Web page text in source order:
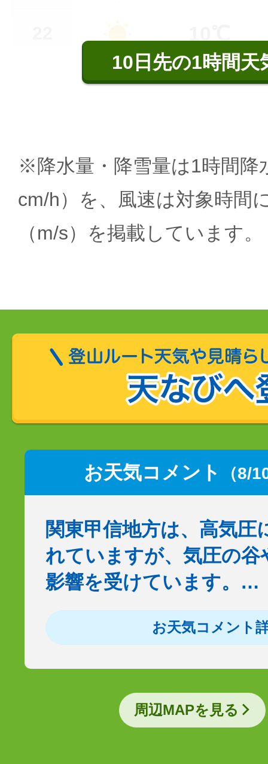
10日先の1時間天
※降水量・降雪量は1時間降
cm/h）を、風速は対象時間
（m/s）を掲載しています。
お天気コメント （8/
関東甲信地方は、高気圧
れていますが、気圧の谷
影響を受けています。…
お天気コメント
周辺MAPを見る